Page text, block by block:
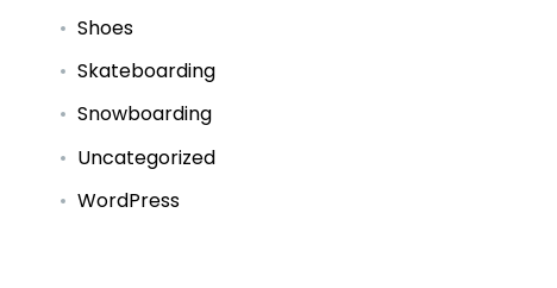
Shoes
Skateboarding
Snowboarding
Uncategorized
WordPress